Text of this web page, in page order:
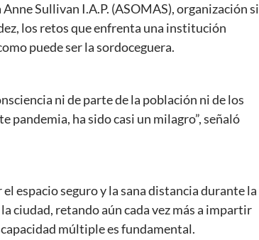
Sullivan I.A.P. (ASOMAS), organización
los retos que enfrenta una institución
puede ser la sordoceguera.
ni de parte de la población ni de los
pandemia, ha sido casi un milagro”, señaló
espacio seguro y la sana distancia durante la
ciudad, retando aún cada vez más a impartir
múltiple es fundamental.